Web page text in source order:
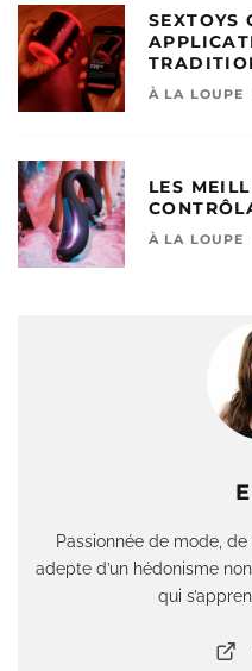
Passionnée de mode,
adepte d’un hédonisme
qui
SEXTOYS
À LA LOUPE
LES
À LA LOUPE